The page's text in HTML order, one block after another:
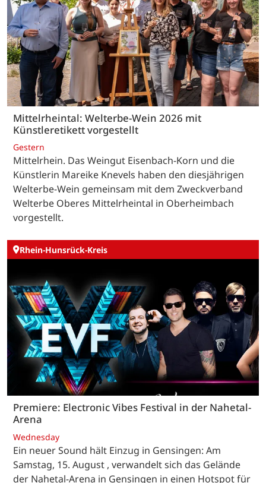
Mittelrheintal: Welterbe-Wein 2026 mit
Künstleretikett vorgestellt
Gestern
Mittelrhein. Das Weingut Eisenbach-Korn und die
Künstlerin Mareike Knevels haben den diesjährigen
Welterbe-Wein gemeinsam mit dem Zweckverband
Welterbe Oberes Mittelrheintal in Oberheimbach
vorgestellt.
Rhein-Hunsrück-Kreis
Premiere: Electronic Vibes Festival in der Nahetal-
Arena
Wednesday
Ein neuer Sound hält Einzug in Gensingen: Am
Samstag, 15. August , verwandelt sich das Gelände
der Nahetal-Arena in Gensingen in einen Hotspot für